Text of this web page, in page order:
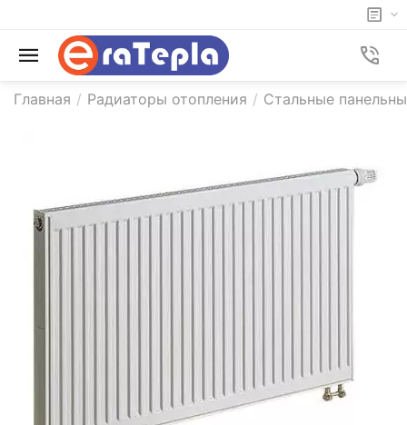
Главная / Радиаторы отопления / Стальные